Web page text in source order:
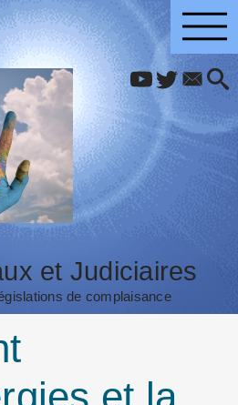
et Judiciaires
de complaisance